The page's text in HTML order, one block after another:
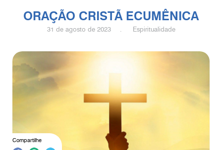
ORAÇÃO CRISTÃ ECUMÊNICA
31 de agosto de 2023 . Espiritualidade
Compartilhe